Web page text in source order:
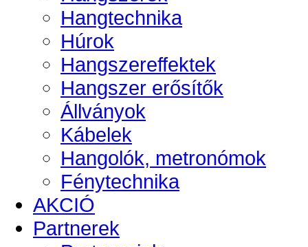
Hangtechnika
Húrok
Hangszereffektek
Hangszer erősítők
Állványok
Kábelek
Hangolók, metronómok
Fénytechnika
AKCIÓ
Partnerek